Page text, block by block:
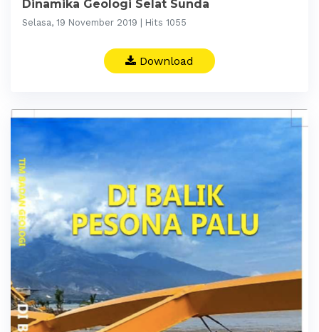
Dinamika Geologi Selat Sunda
Selasa, 19 November 2019 | Hits 1055
Download